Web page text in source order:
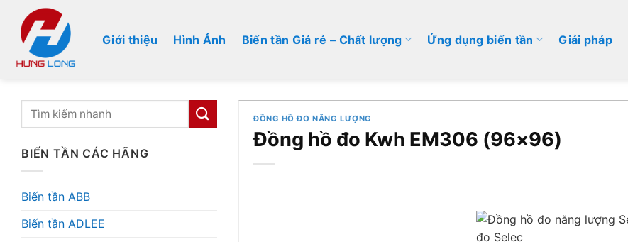
dung
Giới thiệu Hình Ảnh Biến tần Giá rẻ – Chất lượng Ứng dụng biến tần Giải pháp
BIẾN TẦN CÁC HÃNG
Biến tần ABB
Biến tần ADLEE
ĐỒNG HỒ ĐO NĂNG LƯỢNG
Đồng hồ đo Kwh EM306 (96×96)